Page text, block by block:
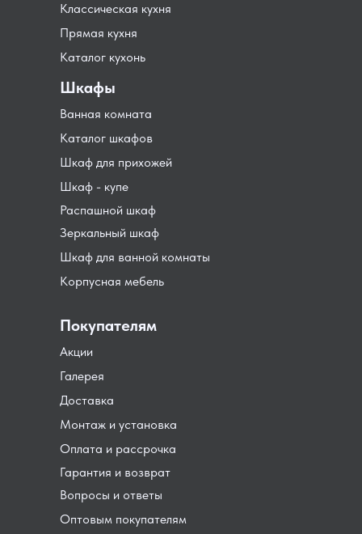
Гарантия и возврат
Монтаж и установка
Доставка
Оплата и рассрочка
Оптовым покупателям
Вопросы и ответы
Распашной шкаф
Шкаф для прихожей
Шкаф - купе
Каталог шкафов
Шкаф для ванной комнаты
Зеркальный шкаф
Корпусная мебель
Ванная комната
Акции
Классическая кухня
Галерея
Покупателям
Шкафы
Прямая кухня
Каталог кухонь